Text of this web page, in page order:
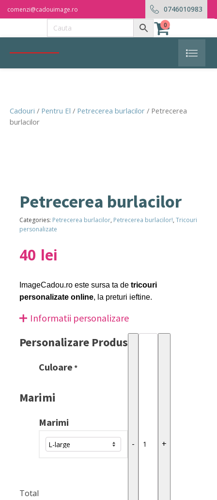
comenzi@cadouimage.ro 0746010983
0
Cadouri / Pentru El / Petrecerea burlacilor / Petrecerea
burlacilor
Petrecerea burlacilor
Categories: Petrecerea burlacilor, Petrecerea burlacilor!, Tricouri
personalizate
40 lei
ImageCadou.ro este sursa ta de tricouri
personalizate online, la preturi ieftine.
Informatii personalizare
Personalizare Produs
Culoare *
Marimi
Marimi
Total
- +